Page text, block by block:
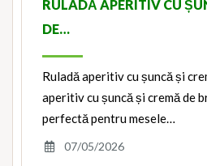
RULADĂ APERITIV CU
DE…
Ruladă aperitiv cu șuncă și
aperitiv cu șuncă și cremă de
perfectă pentru mesele…
07/05/2026